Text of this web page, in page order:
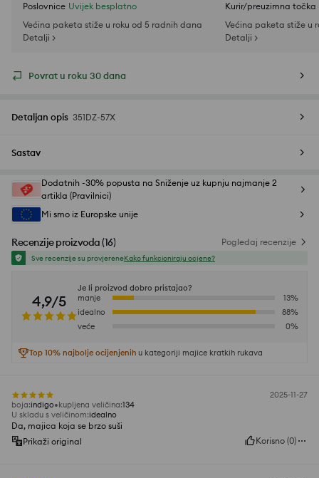
Poslovnice Uvijek besplatno
Većina paketa stiže u roku od 5 radnih dana
Detalji >
Kurir/preuzimna točka
Većina paketa stiže u
Detalji >
Povrat u roku 30 dana
Detaljan opis 351DZ-57X
Sastav
Dodatnih -30% popusta na Sniženje uz kupnju najmanje 2
artikla (Pravilnici)
Mi smo iz Europske unije
Recenzije proizvoda(16) Pogledaj recenzije
Sve recenzije su provjereneKako funkcioniraju ocjene?
4,9/5
Je li proizvod dobro pristajao?
manje
13%
idealno
88%
veće
0%
Top 10% najbolje ocijenjenih u kategoriji majice kratkih rukava
2025-11-27
boja:indigo kupljena veličina:134
U skladu s veličinom:idealno
Da, majica koja se brzo suši
Prikaži original
Korisno (0)